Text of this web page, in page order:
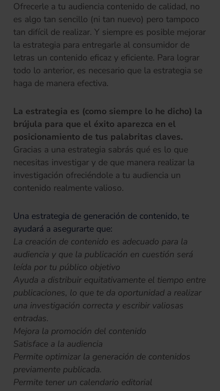
Ofrecerle a tu audiencia contenido de calidad, no
es algo tan sencillo (ni tan nuevo) pero tampoco
tan difícil de realizar. Y siempre es posible mejorar
la estrategia para entregarle al consumidor de
letras un contenido eficaz y eficiente. Para lograr
todo lo anterior, es necesario que la estrategia se
haga de manera efectiva.
La estrategia es (como siempre lo he dicho) la
brújula para que el éxito aparezca en el
posicionamiento de tus palabritas claves.
Gracias a una estrategia sabrás qué es lo que
necesitas investigar y de que manera realizar la
investigación ofreciéndole a tu audiencia un
contenido realmente valioso.
Una estrategia de generación de contenido, te
ayudará a asegurarte que:
La creación de contenido es adecuado para la
audiencia y que la publicación en cuestión será
leída por tu público objetivo
Ayuda a distribuir equitativamente el tiempo entre
publicaciones, lo que te da oportunidad a realizar
una investigación correcta y escribir valiosas
entradas.
Mejora la promoción del contenido
Satisface a la audiencia
Permite optimizar la generación de contenidos
previamente publicada.
Permite tener un calendario editorial